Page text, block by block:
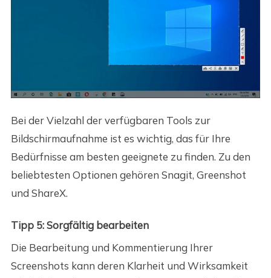
Bei der Vielzahl der verfügbaren Tools zur
Bildschirmaufnahme ist es wichtig, das für Ihre
Bedürfnisse am besten geeignete zu finden. Zu den
beliebtesten Optionen gehören Snagit, Greenshot
und ShareX.
Tipp 5: Sorgfältig bearbeiten
Die Bearbeitung und Kommentierung Ihrer
Screenshots kann deren Klarheit und Wirksamkeit